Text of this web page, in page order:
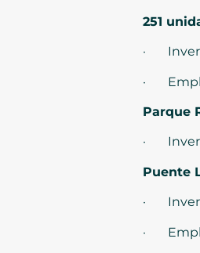
251
·
·
Parque
·
Puente
·
·